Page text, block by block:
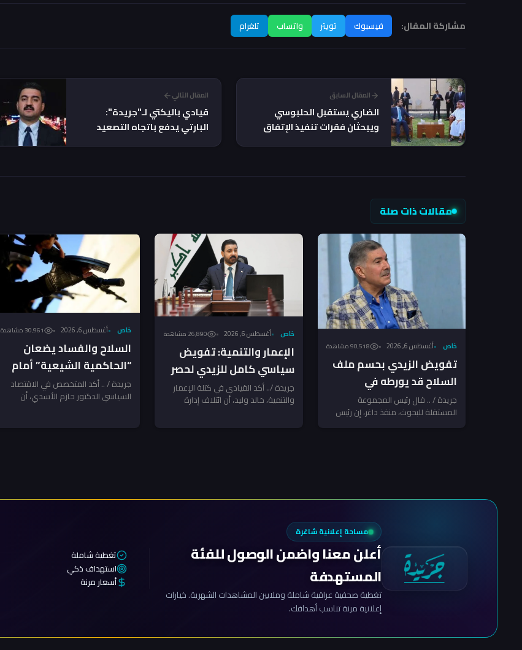
مشاركة المقال: فيسبوك تويتر واتساب تلغرام
المقال السابق
الضاري يستقبل الحلبوسي
ويبحثان فقرات تنفيذ الإتفاق
المقال التالي
قيادي باليكتي لـ"جريدة":
البارتي يدفع باتجاه التصعيد
مقالات ذات صلة
خاص أغسطس 6, 2026 90٬518 مشاهدة
تفويض الزيدي بحسم ملف
السلاح قد يورطه في
مواجهة مع الفصائل
المرتبطة بإيران ـ منقذ داغر
جريدة / .. قال رئيس المجموعة
المستقلة للبحوث، منقذ داغر، إن رئيس
خاص أغسطس 6, 2026 26٬890 مشاهدة
الإعمار والتنمية: تفويض
سياسي كامل للزيدي لحصر
السلاح بعد أيلول.. ومكافحة
الإرهاب تنتظر المخالفين!
جريدة /.. أكد القيادي في كتلة الإعمار
والتنمية، خالد وليد، أن ائتلاف إدارة
خاص أغسطس 6, 2026 30٬961 مشاهدة
السلاح والفساد يضعان
“الحاكمية الشيعية” أمام
فرصتها الأخيرة ـ تحليل
الاسدي
جريدة / .. أكد المتخصص في الاقتصاد
السياسي الدكتور حازم الأسدي، أن
مساحة إعلانية شاغرة
أعلن معنا واضمن الوصول للفئة
المستهدفة
تغطية صحفية عراقية شاملة وملايين المشاهدات الشهرية. خيارات
إعلانية مرنة تناسب أهدافك.
تغطية شاملة
استهداف ذكي
أسعار مرنة